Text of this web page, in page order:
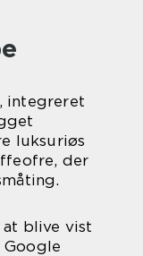
integreret
luksuriøs
der
blive vist